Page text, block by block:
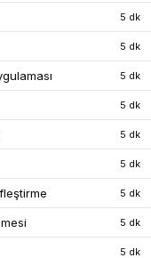
5 dk
5 dk
5 dk
5 dk
5 dk
5 dk
5 dk
5 dk
5 dk